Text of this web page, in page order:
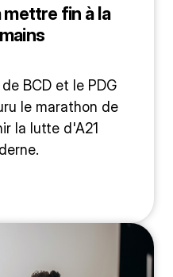
mettre fin à la
BCD et le PDG
le marathon de
la lutte d'A21